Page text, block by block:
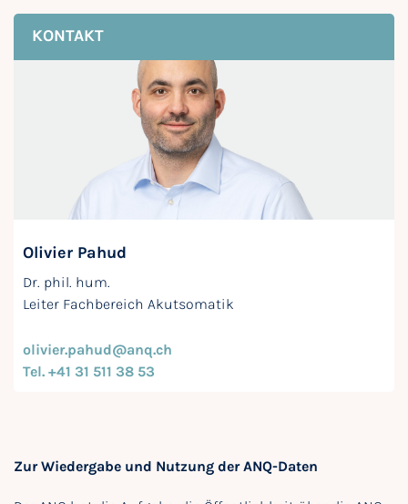
KONTAKT
Olivier Pahud
Dr. phil. hum.
Leiter Fachbereich Akutsomatik
olivier.pahud@anq.ch
Tel. +41 31 511 38 53
Zur Wiedergabe und Nutzung der ANQ-Daten